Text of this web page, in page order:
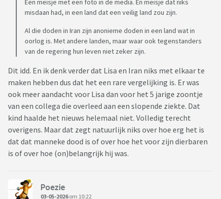
Een meisje met een foto in de media. En meisje dat niks
misdaan had, in een land dat een veilig land zou zijn.
Al die doden in Iran zijn anonieme doden in een land wat in
oorlog is. Met andere landen, maar waar ook tegenstanders
van de regering hun leven niet zeker zijn.
Dit idd. En ik denk verder dat Lisa en Iran niks met elkaar te
maken hebben dus dat het een rare vergelijking is. Er was
ook meer aandacht voor Lisa dan voor het 5 jarige zoontje
van een collega die overleed aan een slopende ziekte. Dat
kind haalde het nieuws helemaal niet. Volledig terecht
overigens. Maar dat zegt natuurlijk niks over hoe erg het is
dat dat manneke dood is of over hoe het voor zijn dierbaren
is of over hoe (on)belangrijk hij was.
Poezie
03-05-2026om 10:22